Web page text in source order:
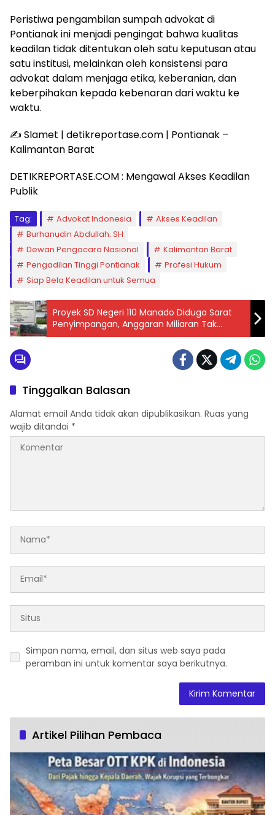
Peristiwa pengambilan sumpah advokat di
Pontianak ini menjadi pengingat bahwa kualitas
keadilan tidak ditentukan oleh satu keputusan atau
satu institusi, melainkan oleh konsistensi para
advokat dalam menjaga etika, keberanian, dan
keberpihakan kepada kebenaran dari waktu ke
waktu.
✍️ Slamet | detikreportase.com | Pontianak –
Kalimantan Barat
DETIKREPORTASE.COM : Mengawal Akses Keadilan
Publik
Tag: Advokat Indonesia
Akses Keadilan
Burhanudin Abdullah. SH
Dewan Pengacara Nasional
Kalimantan Barat
Pengadilan Tinggi Pontianak
Profesi Hukum
Siap Bela Keadilan untuk Semua
Proyek SD Negeri 110 Manado Diduga Sarat
Penyimpangan, Anggaran Miliaran Tak
Sesuai Hasil Lapangan
Tinggalkan Balasan
Alamat email Anda tidak akan dipublikasikan. Ruas yang
wajib ditandai *
Simpan nama, email, dan situs web saya pada
peramban ini untuk komentar saya berikutnya.
Artikel Pilihan Pembaca